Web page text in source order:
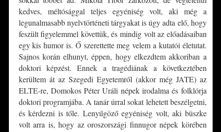
kedves, méltósággal teljes egyéniség volt, aki még a
legunalmasabb nyelvtörténeti tárgyakat is úgy adta elő, hogy
feszült figyelemmel követtük, és mindig volt az előadásaiban
egy kis humor is. Ő szerettette meg velem a kutatói életutat.
Sajnos korán elhunyt, éppen, hogy elkezdtem akkoriban a
doktori képzést. Ennek a tragédiának a következtében
kerültem át az Szegedi Egyetemről (akkor még JATE) az
ELTE-re, Domokos Péter Uráli népek irodalma és folklórja
doktori programjába. A tanár úrral sokat lehetett beszélgetni,
és kérdezni is tőle. Lenyűgöző egyéniség volt, aki büszke
volt arra is, hogy az oroszországi finnugor népek körében